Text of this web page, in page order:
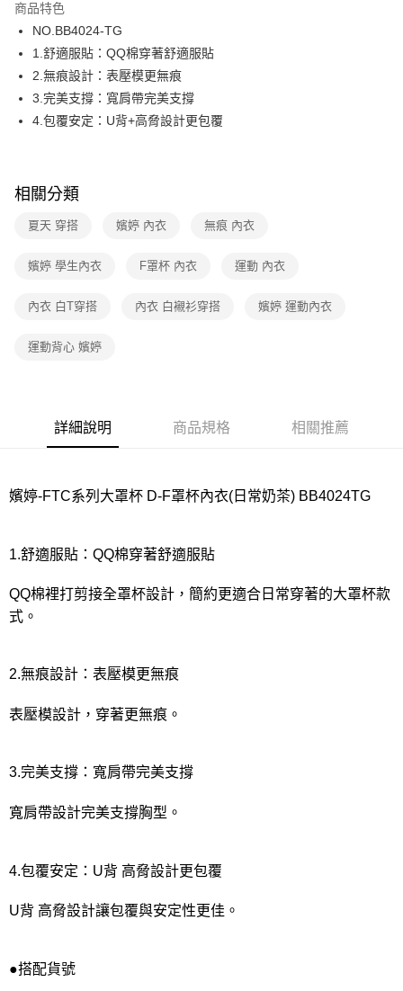
運送方式
全家取貨付款
每筆NT$80，滿NT$1,000(含以上)免運費
付款後全家取貨
每筆NT$80，滿NT$1,000(含以上)免運費
付款後7-11取貨
每筆NT$80，滿NT$1,000(含以上)免運費
離島
每筆NT$80，滿NT$1,000(含以上)免運費
商品特色
NO.BB4024-TG
1.舒適服貼：QQ棉穿著舒適服貼
2.無痕設計：表壓模更無痕
3.完美支撐：寬肩帶完美支撐
4.包覆安定：U背+高脅設計更包覆
相關分類
夏天 穿搭 嬪婷 內衣 無痕 內衣
嬪婷 學生內衣 F罩杯 內衣 運動 內衣
內衣 白T穿搭 內衣 白襯衫穿搭 嬪婷 運動內衣
運動背心 嬪婷
詳細說明 商品規格 相關推薦
嬪婷-FTC系列大罩杯 D-F罩杯內衣(日常奶茶) BB4024TG
1.舒適服貼：QQ棉穿著舒適服貼
QQ棉裡打剪接全罩杯設計，簡約更適合日常穿著的大罩杯款
式。
2.無痕設計：表壓模更無痕
表壓模設計，穿著更無痕。
3.完美支撐：寬肩帶完美支撐
寬肩帶設計完美支撐胸型。
4.包覆安定：U背 高脅設計更包覆
U背 高脅設計讓包覆與安定性更佳。
●搭配貨號